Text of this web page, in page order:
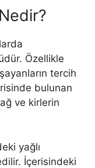
Özellikle
tercih
bulunan
ve kirlerin
yağlı
İçerisindeki